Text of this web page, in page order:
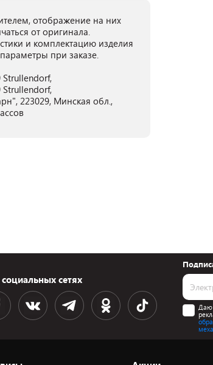
отображение на них
от оригинала.
и комплектацию изделия
при заказе.
Strullendorf,
Strullendorf,
223029, Минская обл.,
сетях
Даю